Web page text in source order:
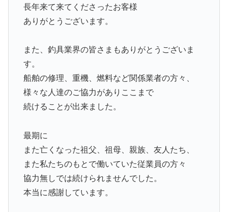
長年来て来てくださったお客様
ありがとうございます。
また、釣具業界の皆さまもありがとうございま
す。
船舶の修理、重機、燃料など関係業者の方々、
様々な人達のご協力がありここまで
続けることが出来ました。
最期に
また亡くなった祖父、祖母、親族、友人たち、
また私たちのもとで働いていた従業員の方々
協力無しでは続けられませんでした。
本当に感謝しています。